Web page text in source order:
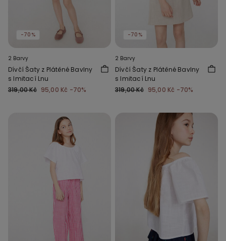
-70%
2 Barvy
Dívčí Šaty z Plátěné Bavlny
s Imitací Lnu
319,00 Kč 95,00 Kč -70%
-70%
2 Barvy
Dívčí Šaty z Plátěné Bavlny
s Imitací Lnu
319,00 Kč 95,00 Kč -70%